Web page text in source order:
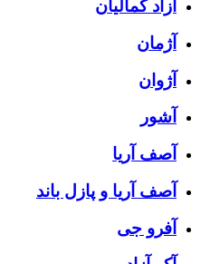
آزاد کمالیان
آژمان
آژوان
آشور
آصف آریا
آصف آریا و پازل باند
آفرو جی